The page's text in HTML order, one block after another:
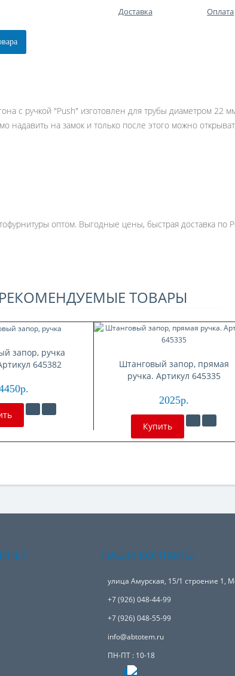
Доставка Оплата
с ручкой "Push" изготовлен для трубы диаметром 22
надавить на замок и только после этого можно
оптом. Выгодные цены, быстрая доставка по
РЕКОМЕНДУЕМЫЕ ТОВАРЫ
запор, ручка
645382
Штанговый запор, прямая
ручка. Артикул 645335
2025р.
Купить
НАШИ КОНТАКТЫ
улица Амурская, 15/1 строение 1,
+7 (926) 048-44-99
+7 (926) 048-55-99
info@abtotem.ru
ПН-ПТ : 10-18